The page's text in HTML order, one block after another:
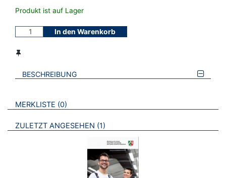
Produkt ist auf Lager
In den Warenkorb
BESCHREIBUNG
VERWEISE AUF VERMERKTE- ODER ZULETZT ANGESEHENE
MERKLISTE 0 BROSCHÜREN
ZULETZT ANGESEHEN 1 BROSCHÜREN